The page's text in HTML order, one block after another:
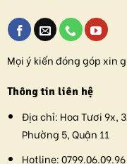
Mọi ý kiến đóng góp xin
Thông tin liên hệ
Địa chỉ: Hoa Tươi 9x,
Phường 5, Quận 11
Hotline:0799.06.09.96